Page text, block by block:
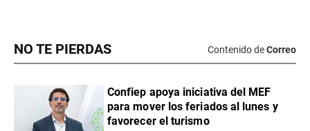
NO TE PIERDAS Contenido deCorreo
Confiep apoya iniciativa del MEF
para mover los feriados al lunes y
favorecer el turismo